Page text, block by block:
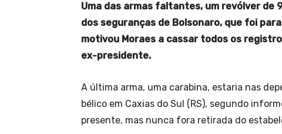
Uma das armas faltantes, um revólver de
dos seguranças de Bolsonaro, que foi
motivou Moraes a cassar todos os
ex-presidente.
A última arma, uma carabina, estaria nas
bélico em Caxias do Sul (RS), segundo
presente, mas nunca fora retirada do